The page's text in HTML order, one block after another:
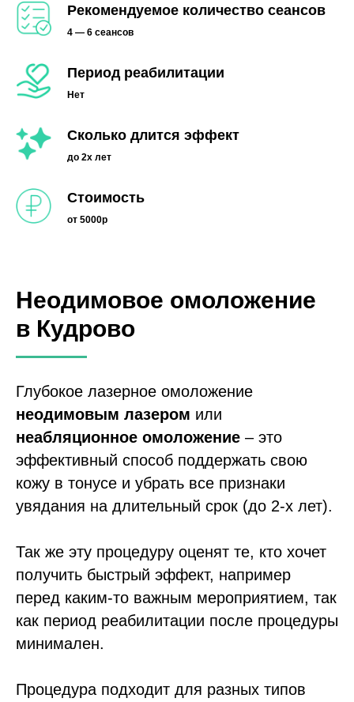
Рекомендуемое количество сеансов
4 — 6 сеансов
Период реабилитации
Нет
Сколько длится эффект
до 2х лет
Стоимость
от 5000р
Неодимовое омоложение
в Кудрово
Глубокое лазерное омоложение
неодимовым лазером или
неабляционное омоложение – это
эффективный способ поддержать свою
кожу в тонусе и убрать все признаки
увядания на длительный срок (до 2-х лет).
Так же эту процедуру оценят те, кто хочет
получить быстрый эффект, например
перед каким-то важным мероприятием, так
как период реабилитации после процедуры
минимален.
Процедура подходит для разных типов